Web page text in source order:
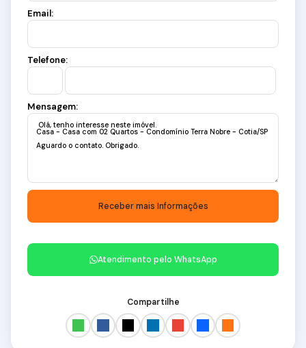
Email:
Telefone:
Mensagem:
Atendimento pelo WhatsApp
Compartilhe